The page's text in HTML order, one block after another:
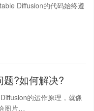
Diffusion的代码始终遵
?如何解决?
的运作原理，就像
图片…